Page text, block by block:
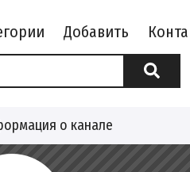
Добавить
о канале